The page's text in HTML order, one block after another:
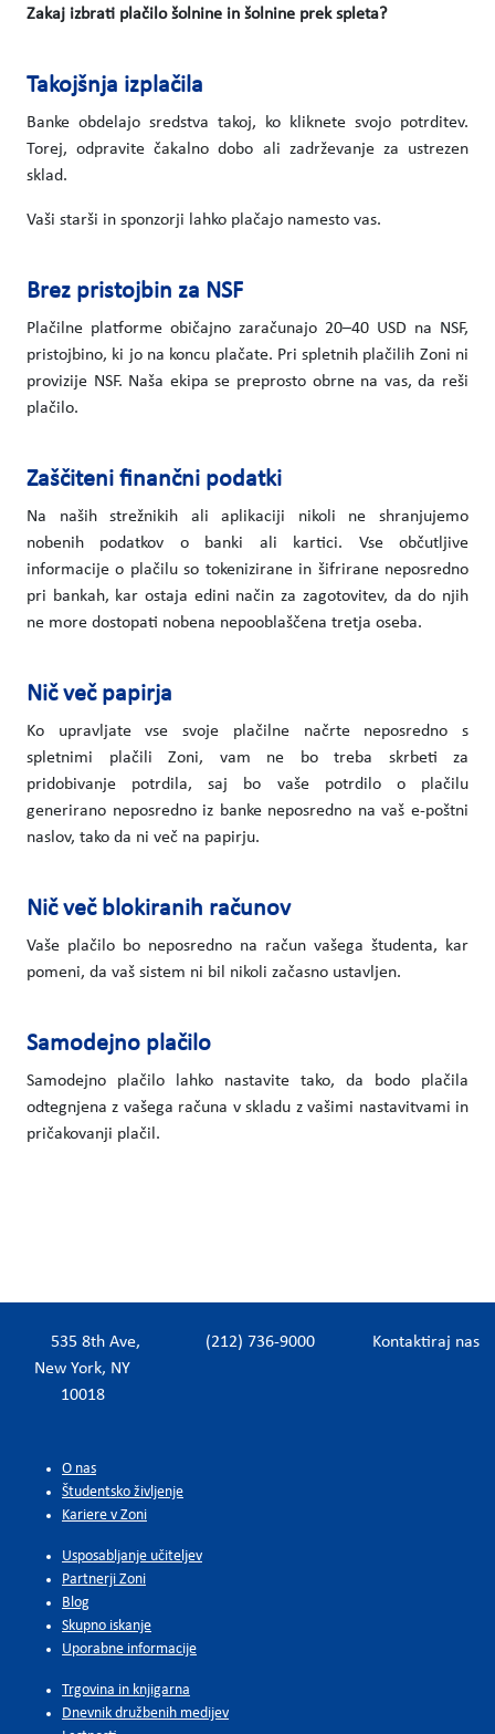
Zakaj izbrati plačilo šolnine in šolnine prek spleta?
Takojšnja izplačila
Banke obdelajo sredstva takoj, ko kliknete svojo potrditev.
Torej, odpravite čakalno dobo ali zadrževanje za ustrezen
sklad.
Vaši starši in sponzorji lahko plačajo namesto vas.
Brez pristojbin za NSF
Plačilne platforme običajno zaračunajo 20–40 USD na NSF,
pristojbino, ki jo na koncu plačate. Pri spletnih plačilih Zoni ni
provizije NSF. Naša ekipa se preprosto obrne na vas, da reši
plačilo.
Zaščiteni finančni podatki
Na naših strežnikih ali aplikaciji nikoli ne shranjujemo
nobenih podatkov o banki ali kartici. Vse občutljive
informacije o plačilu so tokenizirane in šifrirane neposredno
pri bankah, kar ostaja edini način za zagotovitev, da do njih
ne more dostopati nobena nepooblaščena tretja oseba.
Nič več papirja
Ko upravljate vse svoje plačilne načrte neposredno s
spletnimi plačili Zoni, vam ne bo treba skrbeti za
pridobivanje potrdila, saj bo vaše potrdilo o plačilu
generirano neposredno iz banke neposredno na vaš e-poštni
naslov, tako da ni več na papirju.
Nič več blokiranih računov
Vaše plačilo bo neposredno na račun vašega študenta, kar
pomeni, da vaš sistem ni bil nikoli začasno ustavljen.
Samodejno plačilo
Samodejno plačilo lahko nastavite tako, da bodo plačila
odtegnjena z vašega računa v skladu z vašimi nastavitvami in
pričakovanji plačil.
535 8th Ave,
New York, NY
10018
(212) 736-9000 Kontaktiraj nas
O nas
Študentsko življenje
Kariere v Zoni
Usposabljanje učiteljev
Partnerji Zoni
Blog
Skupno iskanje
Uporabne informacije
Trgovina in knjigarna
Dnevnik družbenih medijev